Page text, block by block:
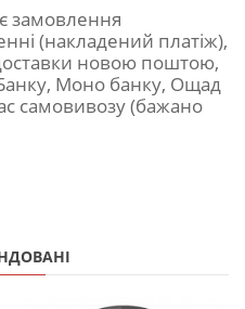
замовлення
(накладений платіж),
новою поштою,
Моно банку, Ощад
самовивозу (бажано